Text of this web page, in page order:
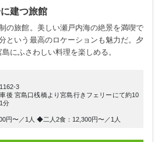
建つ旅館
の旅館。美しい瀬戸内海の絶景を満喫で
という最高のロケーションも魅力だ。夕
にふさわしい料理を楽しめる。
3
後 宮島口桟橋より宮島行きフェリーにて約10
分
円〜／1人 ◆二人2食：12,300円〜／1人